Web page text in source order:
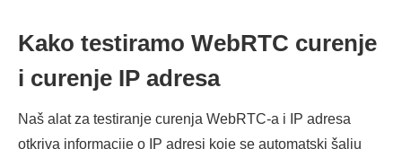
Kako testiramo WebRTC curenje
i curenje IP adresa
Naš alat za testiranje curenja WebRTC-a i IP adresa
otkriva informacije o IP adresi koje se automatski šalju